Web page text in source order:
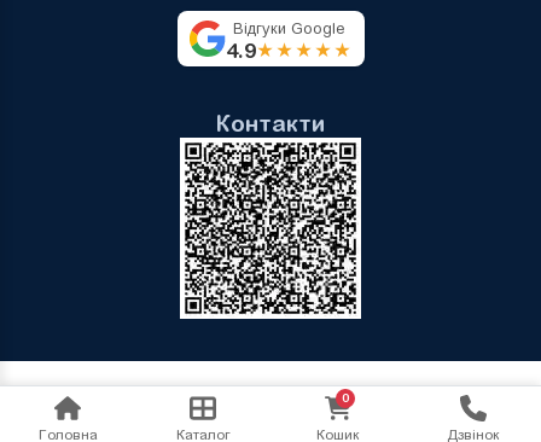
Відгуки Google
4.9★★★★★
Контакти
Головна Каталог
0
Кошик Дзвінок